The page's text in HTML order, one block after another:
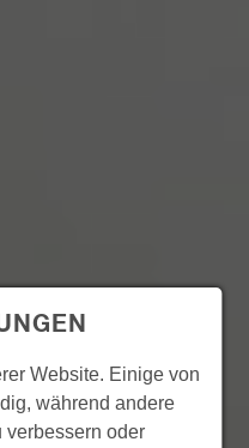
Website. Einige von
während andere
verbessern oder